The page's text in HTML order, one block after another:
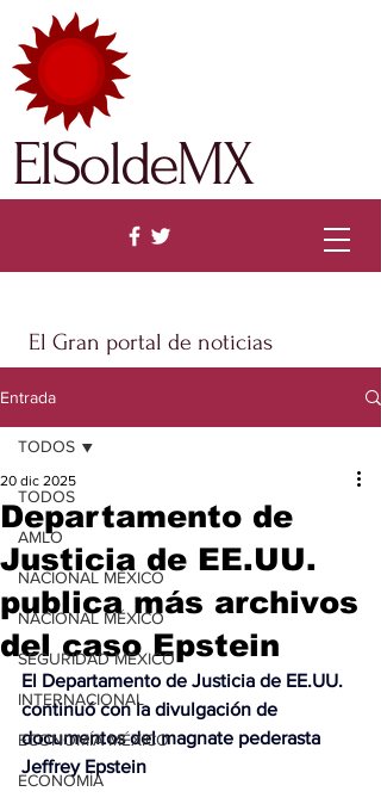
El Gran portal de noticias
ElSoldeMX
Entrada
TODOS
AMLO
NACIONAL MÉXICO
NACIONAL MÉXICO
SEGURIDAD MÉXICO
INTERNACIONAL
ECONOMÍA MÉXICO
ECONOMÍA
TODOS
Departamento de
Justicia de EE.UU.
publica más archivos
del caso Epstein
20 dic 2025
El Departamento de Justicia de EE.UU.
continuó con la divulgación de
documentos del magnate pederasta
Jeffrey Epstein